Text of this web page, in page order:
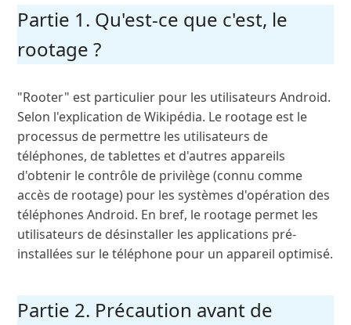
Partie 1. Qu'est-ce que c'est, le
rootage ?
"Rooter" est particulier pour les utilisateurs Android.
Selon l'explication de Wikipédia. Le rootage est le
processus de permettre les utilisateurs de
téléphones, de tablettes et d'autres appareils
d'obtenir le contrôle de privilège (connu comme
accès de rootage) pour les systèmes d'opération des
téléphones Android. En bref, le rootage permet les
utilisateurs de désinstaller les applications pré-
installées sur le téléphone pour un appareil optimisé.
Partie 2. Précaution avant de